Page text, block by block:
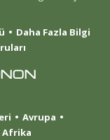
Daha Fazla Bilgi
Avrupa
Afrika